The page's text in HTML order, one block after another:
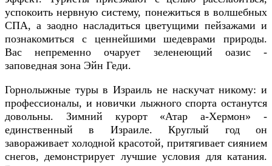
успокоить нервную систему, понежиться в волшебных
СПА, а заодно насладиться цветущими пейзажами и
познакомиться с ценнейшими шедеврами природы.
Вас непременно очарует зеленеющий оазис -
заповедная зона Эйн Геди.
Горнолыжные туры в Израиль не наскучат никому: и
профессионалы, и новички лыжного спорта останутся
довольны. Зимний курорт «Атар а-Хермон» -
единственный в Израиле. Круглый год он
завораживает холодной красотой, притягивает сиянием
снегов, демонстрирует лучшие условия для катания.